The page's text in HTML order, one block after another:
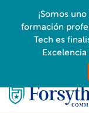
¡Somos
formación
Tech es